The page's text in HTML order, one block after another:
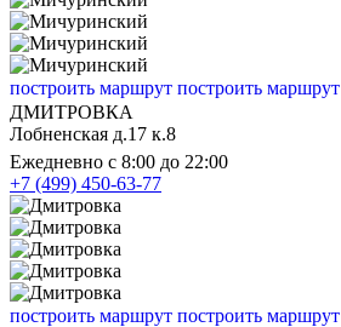
построить маршрут построить маршрут
ДМИТРОВКА
Лобненская д.17 к.8
Ежедневно с 8:00 до 22:00
+7 (499) 450-63-77
построить маршрут построить маршрут